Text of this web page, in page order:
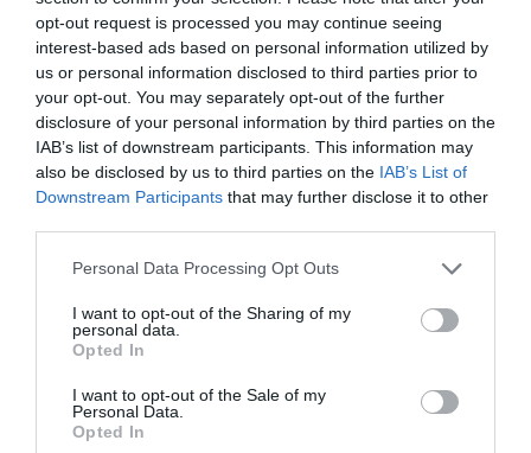
opt-out request is processed you may continue seeing
interest-based ads based on personal information utilized by
us or personal information disclosed to third parties prior to
your opt-out. You may separately opt-out of the further
disclosure of your personal information by third parties on the
IAB’s list of downstream participants. This information may
also be disclosed by us to third parties on the IAB’s List of
Downstream Participants that may further disclose it to other
Personal Data Processing Opt Outs
I want to opt-out of the Sharing of my
personal data.
Opted In
I want to opt-out of the Sale of my
Personal Data.
Opted In
Red Bull da el salto al rugby con la compra de los
Newcastle Falcons de la liga inglesa
2Playbook
El Atlético de Madrid incorpora a AlphaTauri